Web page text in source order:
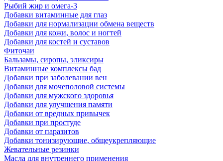
Рыбий жир и омега-3
Добавки витаминные для глаз
Добавки для нормализации обмена веществ
Добавки для кожи, волос и ногтей
Добавки для костей и суставов
Фиточаи
Бальзамы, сиропы, эликсиры
Витаминные комплексы бад
Добавки при заболевании вен
Добавки для мочеполовой системы
Добавки для мужского здоровья
Добавки для улучшения памяти
Добавки от вредных привычек
Добавки при простуде
Добавки от паразитов
Добавки тонизирующие, общеукрепляющие
Жевательные резинки
Масла для внутреннего применения